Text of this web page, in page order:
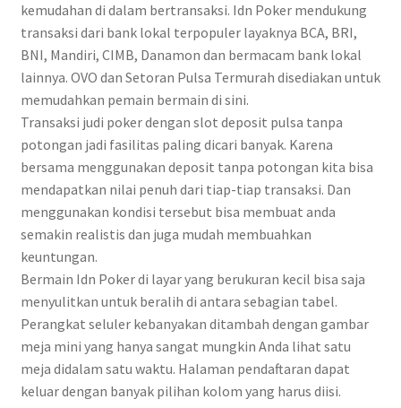
kemudahan di dalam bertransaksi. Idn Poker mendukung
transaksi dari bank lokal terpopuler layaknya BCA, BRI,
BNI, Mandiri, CIMB, Danamon dan bermacam bank lokal
lainnya. OVO dan Setoran Pulsa Termurah disediakan untuk
memudahkan pemain bermain di sini.
Transaksi judi poker dengan slot deposit pulsa tanpa
potongan jadi fasilitas paling dicari banyak. Karena
bersama menggunakan deposit tanpa potongan kita bisa
mendapatkan nilai penuh dari tiap-tiap transaksi. Dan
menggunakan kondisi tersebut bisa membuat anda
semakin realistis dan juga mudah membuahkan
keuntungan.
Bermain Idn Poker di layar yang berukuran kecil bisa saja
menyulitkan untuk beralih di antara sebagian tabel.
Perangkat seluler kebanyakan ditambah dengan gambar
meja mini yang hanya sangat mungkin Anda lihat satu
meja didalam satu waktu. Halaman pendaftaran dapat
keluar dengan banyak pilihan kolom yang harus diisi.